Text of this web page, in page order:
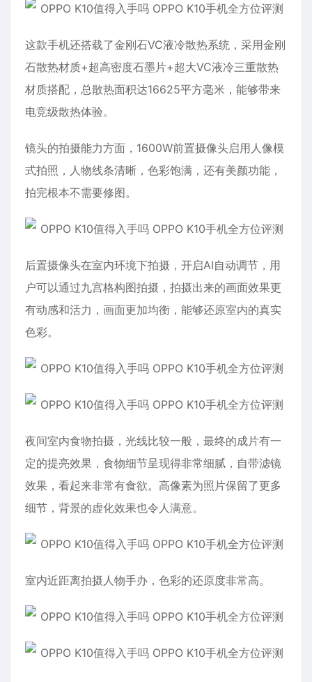
这款手机还搭载了金刚石VC液冷散热系统，采用金刚
石散热材质+超高密度石墨片+超大VC液冷三重散热
材质搭配，总散热面积达16625平方毫米，能够带来
电竞级散热体验。
镜头的拍摄能力方面，1600W前置摄像头启用人像模
式拍照，人物线条清晰，色彩饱满，还有美颜功能，
拍完根本不需要修图。
后置摄像头在室内环境下拍摄，开启AI自动调节，用
户可以通过九宫格构图拍摄，拍摄出来的画面效果更
有动感和活力，画面更加均衡，能够还原室内的真实
色彩。
夜间室内食物拍摄，光线比较一般，最终的成片有一
定的提亮效果，食物细节呈现得非常细腻，自带滤镜
效果，看起来非常有食欲。高像素为照片保留了更多
细节，背景的虚化效果也令人满意。
室内近距离拍摄人物手办，色彩的还原度非常高。